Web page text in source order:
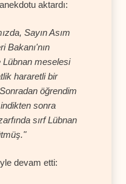
aktardı:
Sayın Asım
Bakanı'nın
Lübnan meselesi
hararetli bir
öğrendim
sonra
sırf Lübnan
devam etti: